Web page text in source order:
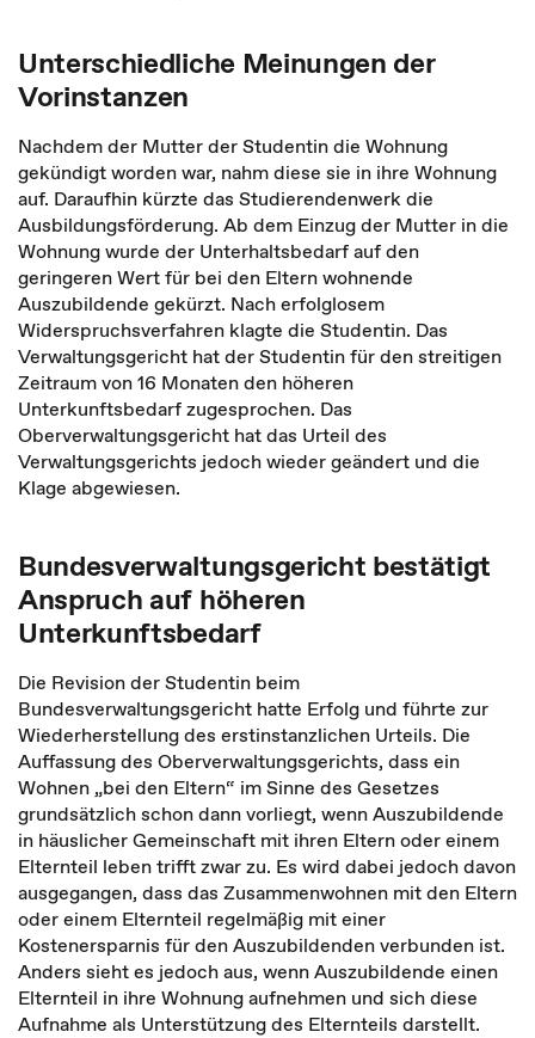
Unterschiedliche Meinungen der
Vorinstanzen
Nachdem der Mutter der Studentin die Wohnung
gekündigt worden war, nahm diese sie in ihre Wohnung
auf. Daraufhin kürzte das Studierendenwerk die
Ausbildungsförderung. Ab dem Einzug der Mutter in die
Wohnung wurde der Unterhaltsbedarf auf den
geringeren Wert für bei den Eltern wohnende
Auszubildende gekürzt. Nach erfolglosem
Widerspruchsverfahren klagte die Studentin. Das
Verwaltungsgericht hat der Studentin für den streitigen
Zeitraum von 16 Monaten den höheren
Unterkunftsbedarf zugesprochen. Das
Oberverwaltungsgericht hat das Urteil des
Verwaltungsgerichts jedoch wieder geändert und die
Klage abgewiesen.
Bundesverwaltungsgericht bestätigt
Anspruch auf höheren
Unterkunftsbedarf
Die Revision der Studentin beim
Bundesverwaltungsgericht hatte Erfolg und führte zur
Wiederherstellung des erstinstanzlichen Urteils. Die
Auffassung des Oberverwaltungsgerichts, dass ein
Wohnen „bei den Eltern“ im Sinne des Gesetzes
grundsätzlich schon dann vorliegt, wenn Auszubildende
in häuslicher Gemeinschaft mit ihren Eltern oder einem
Elternteil leben trifft zwar zu. Es wird dabei jedoch davon
ausgegangen, dass das Zusammenwohnen mit den Eltern
oder einem Elternteil regelmäßig mit einer
Kostenersparnis für den Auszubildenden verbunden ist.
Anders sieht es jedoch aus, wenn Auszubildende einen
Elternteil in ihre Wohnung aufnehmen und sich diese
Aufnahme als Unterstützung des Elternteils darstellt.